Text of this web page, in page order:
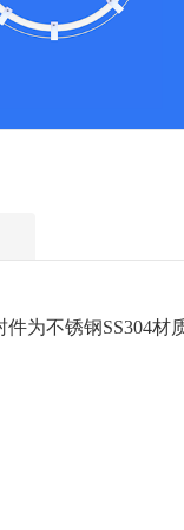
为不锈钢SS304材